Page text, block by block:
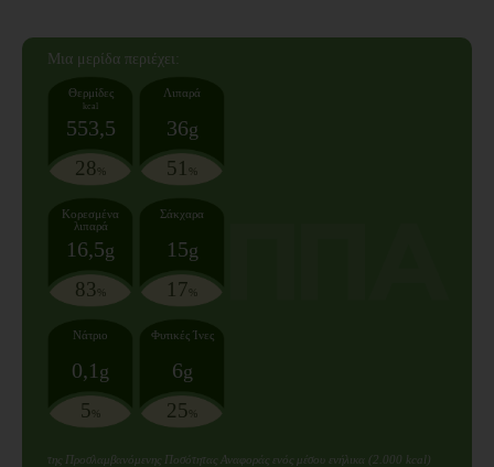
Mια μερίδα περιέχει:
Θερμίδες
kcal
553,5
28 %
Λιπαρά
36g
51 %
Κορεσμένα
λιπαρά
16,5g
83 %
Σάκχαρα
15g
17 %
Νάτριο
0,1 g
5 %
Φυτικές Ίνες
6g
25 %
της Προσλαμβανόμενης Ποσότητας Αναφοράς ενός μέσου ενήλικα (2.000 kcal)